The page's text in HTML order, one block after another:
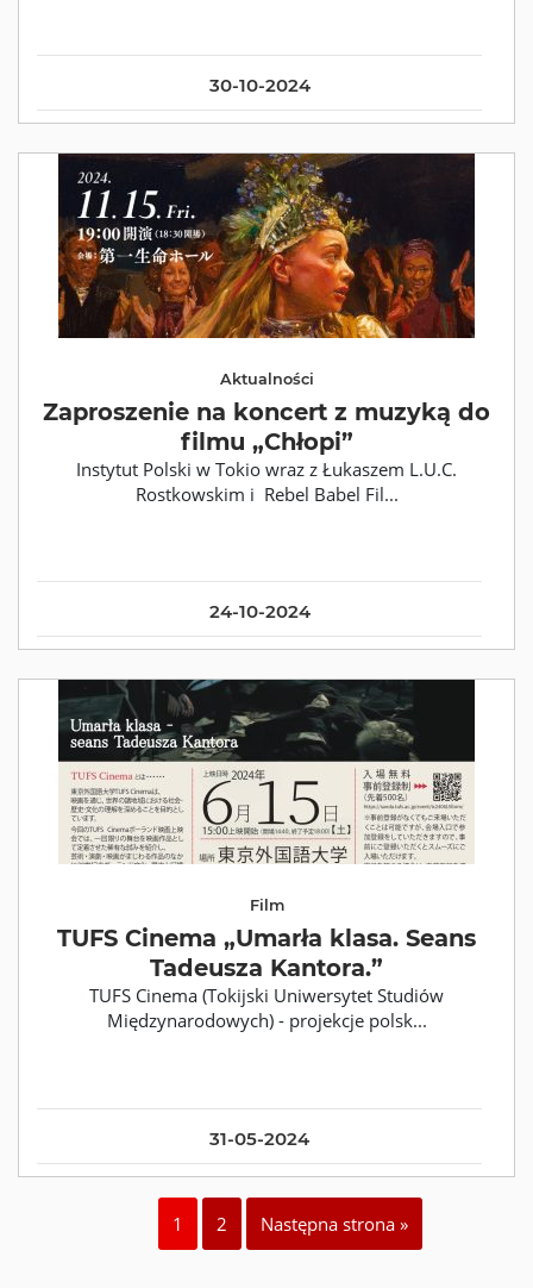
30-10-2024
24-10-2024
Aktualności
Zaproszenie na koncert z muzyką do
filmu „Chłopi”
Instytut Polski w Tokio wraz z Łukaszem L.U.C.
Rostkowskim i Rebel Babel Fil...
31-05-2024
Film
TUFS Cinema „Umarła klasa. Seans
Tadeusza Kantora.”
TUFS Cinema (Tokijski Uniwersytet Studiów
Międzynarodowych) - projekcje polsk...
1 2 Następna strona »